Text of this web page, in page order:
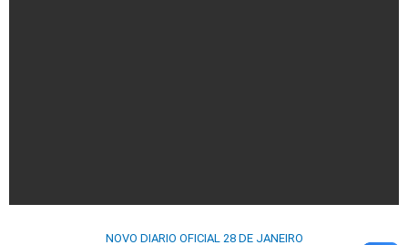
NOVO DIARIO OFICIAL 28 DE JANEIRO